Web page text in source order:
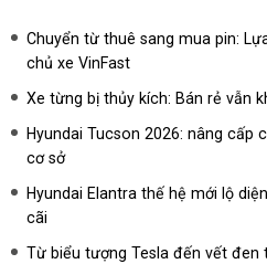
Chuyển từ thuê sang mua pin:
chủ xe VinFast
Xe từng bị thủy kích: Bán rẻ vẫn
Hyundai Tucson 2026: nâng cấp
cơ sở
Hyundai Elantra thế hệ mới lộ
cãi
Từ biểu tượng Tesla đến vết đen